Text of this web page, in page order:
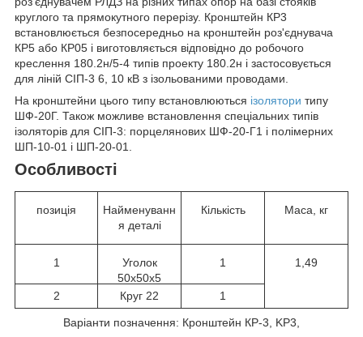
круглого та прямокутного перерізу. Кронштейн КР3
встановлюється безпосередньо на кронштейн роз'єднувача
КР5 або КР05 і виготовляється відповідно до робочого
креслення 180.2н/5-4 типів проекту 180.2н і застосовується
для ліній СІП-3 6, 10 кВ з ізольованими проводами.
На кронштейни цього типу встановлюються ізолятори типу
ШФ-20Г. Також можливе встановлення спеціальних типів
ізоляторів для СІП-3: порцелянових ШФ-20-Г1 і полімерних
ШП-10-01 і ШП-20-01.
Особливості
позиція
Найменуванн
я деталі
Кількість Маса, кг
1
Уголок
50х50х5
1 1,49
2 Круг 22 1
Варіанти позначення: Кронштейн КР-3, KP3,